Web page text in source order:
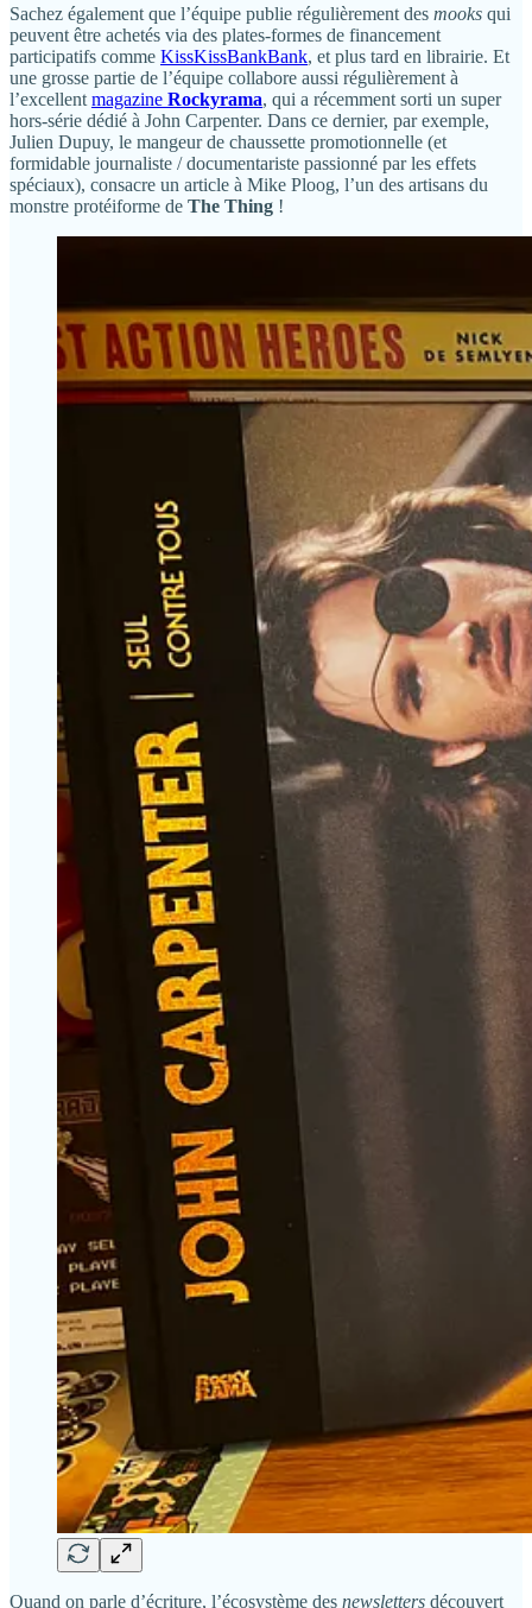
Sachez également que l’équipe publie régulièrement des mooks qui
peuvent être achetés via des plates-formes de financement
participatifs comme KissKissBankBank, et plus tard en librairie. Et
une grosse partie de l’équipe collabore aussi régulièrement à
l’excellent magazine Rockyrama, qui a récemment sorti un super
hors-série dédié à John Carpenter. Dans ce dernier, par exemple,
Julien Dupuy, le mangeur de chaussette promotionnelle (et
formidable journaliste / documentariste passionné par les effets
spéciaux), consacre un article à Mike Ploog, l’un des artisans du
monstre protéiforme de The Thing !
Quand on parle d’écriture, l’écosystème des newsletters découvert